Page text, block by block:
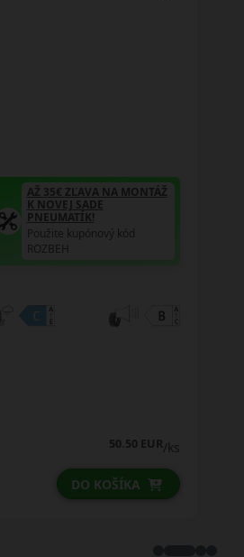
AŽ 35€ ZĽAVA NA MONTÁŽ
K NOVEJ SADE
PNEUMATÍK!
Použite kupónový kód
ROZBEH
54.25 EUR
DO KOŠÍKA